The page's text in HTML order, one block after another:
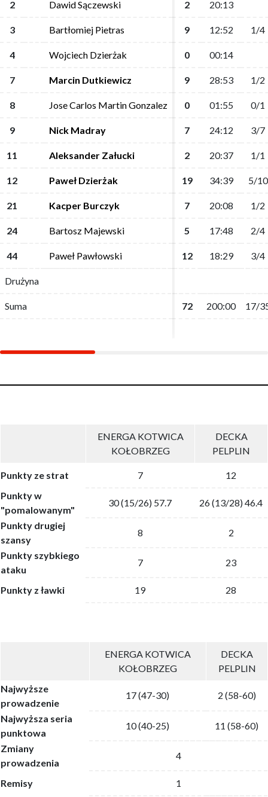
2 Dawid Sączewski 2 20:13
3 Bartłomiej Pietras 9 12:52 1/4
4 Wojciech Dzierżak 0 00:14
7 Marcin Dutkiewicz 9 28:53 1/2
8 Jose Carlos Martin Gonzalez 0 01:55 0/1
9 Nick Madray 7 24:12 3/7
11 Aleksander Załucki 2 20:37 1/1
12 Paweł Dzierżak 19 34:39 5/10
21 Kacper Burczyk 7 20:08 1/2
24 Bartosz Majewski 5 17:48 2/4
44 Paweł Pawłowski 12 18:29 3/4
Drużyna
Suma 72 200:00 17/
2 Dawid Sączewski 2 20:13
3 Bartłomiej Pietras 9 12:52 1/4
4 Wojciech Dzierżak 0 00:14
7 Marcin Dutkiewicz 9 28:53 1/2
8 Jose Carlos Martin Gonzalez 0 01:55 0/1
9 Nick Madray 7 24:12 3/7
11 Aleksander Załucki 2 20:37 1/1
12 Paweł Dzierżak 19 34:39 5/10
21 Kacper Burczyk 7 20:08 1/2
24 Bartosz Majewski 5 17:48 2/4
44 Paweł Pawłowski 12 18:29 3/4
Drużyna
Suma 72 200:00 17/
ENERGA KOTWICA
KOŁOBRZEG
DECKA
PELPLIN
Punkty ze strat 7
12
Punkty w
"pomalowanym"
30 (15/26) 57.7
26 (13/28) 46.4
Punkty drugiej
szansy
8
2
Punkty szybkiego
ataku
7 23
Punkty z ławki 19 28
ENERGA KOTWICA
KOŁOBRZEG
DECKA
PELPLIN
Najwyższe
prowadzenie
17 (47-30) 2 (58-60)
Najwyższa seria
punktowa
10 (40-25)
11 (58-60)
Zmiany
prowadzenia
4
Remisy
1